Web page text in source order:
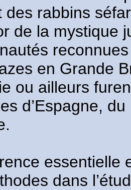
des rabbins
de la mystique
en Grande
ou ailleurs
d’Espagne,
essentielle
dans